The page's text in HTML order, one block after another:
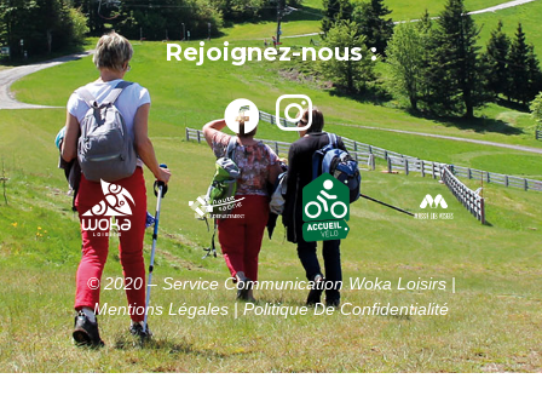
Rejoignez-nous :
© 2020 – Service Communication Woka Loisirs |
Mentions Légales |Politique De Confidentialité